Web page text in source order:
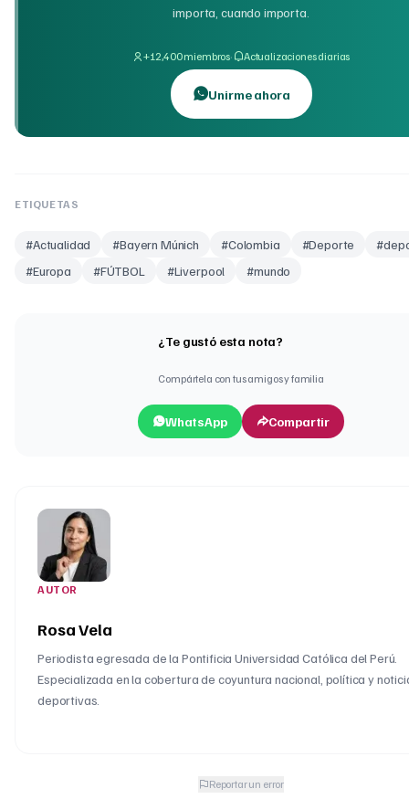
importa, cuando importa.
+12,400 miembros· Actualizaciones diarias
Unirme ahora
ETIQUETAS
#Actualidad #Bayern Múnich #Colombia #Deporte #
#Europa #FÚTBOL #Liverpool #mundo
¿Te gustó esta nota?
Compártela con tus amigos y familia
WhatsApp Compartir
AUTOR
Rosa Vela
Periodista egresada de la Pontificia Universidad Católica del Perú.
Especializada en la cobertura de coyuntura nacional, política y
deportivas.
Reportar un error